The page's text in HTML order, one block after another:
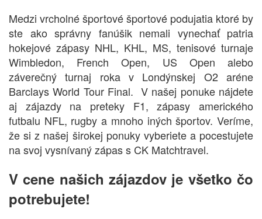
Medzi vrcholné športové športové podujatia ktoré by
ste ako správny fanúšik nemali vynechať patria
hokejové zápasy NHL, KHL, MS, tenisové turnaje
Wimbledon, French Open, US Open alebo
záverečný turnaj roka v Londýnskej O2 aréne
Barclays World Tour Final. V našej ponuke nájdete
aj zájazdy na preteky F1, zápasy amerického
futbalu NFL, rugby a mnoho iných športov. Veríme,
že si z našej širokej ponuky vyberiete a pocestujete
na svoj vysnívaný zápas s CK Matchtravel.
V cene našich zájazdov je všetko čo
potrebujete!